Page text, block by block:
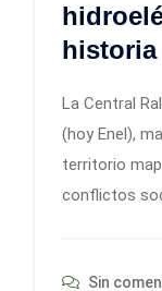
La Central
(hoy Enel),
territorio
conflictos
Sin